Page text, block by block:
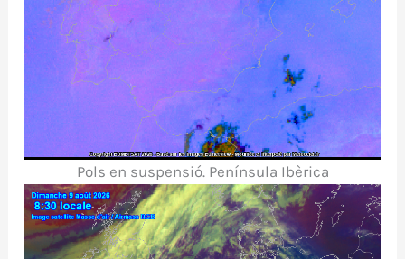
Pols en suspensió. Península Ibèrica